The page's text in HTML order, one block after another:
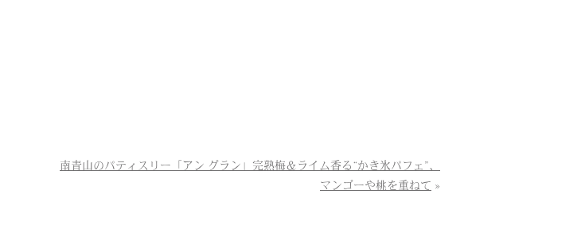
南青山のパティスリー「アン グラン」完熟梅＆ライム香る“かき氷パフェ”、
マンゴーや桃を重ねて »